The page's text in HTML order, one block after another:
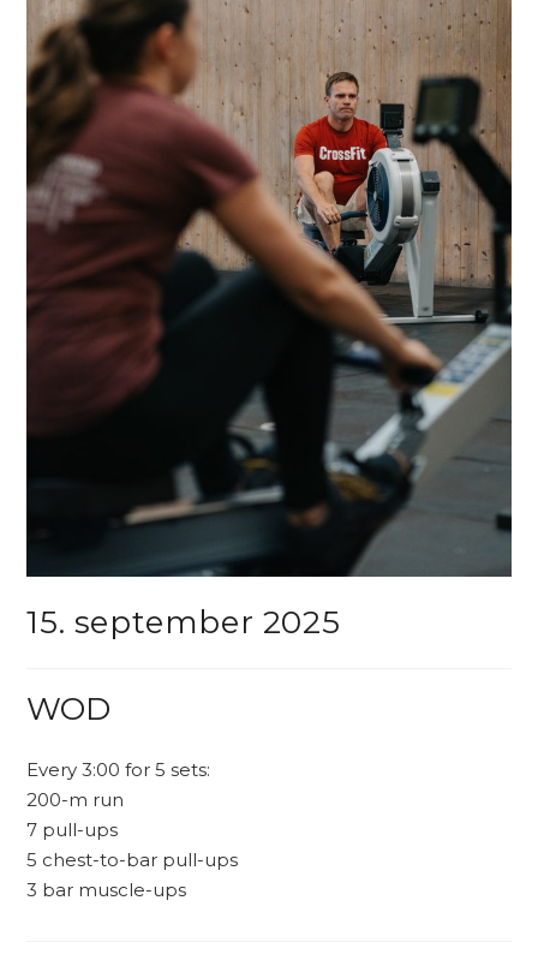
15. september 2025
WOD
Every 3:00 for 5 sets:
200-m run
7 pull-ups
5 chest-to-bar pull-ups
3 bar muscle-ups